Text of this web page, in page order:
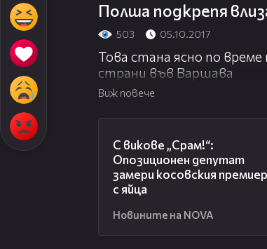
Полша подкрепя
503 05.10.2017
Това стана ясно по
страни във Варшава
Виж повече
С викове „Срам!“:
Опозиционен депутат
замери косовския премиер
с яйца
Новините на NOVA